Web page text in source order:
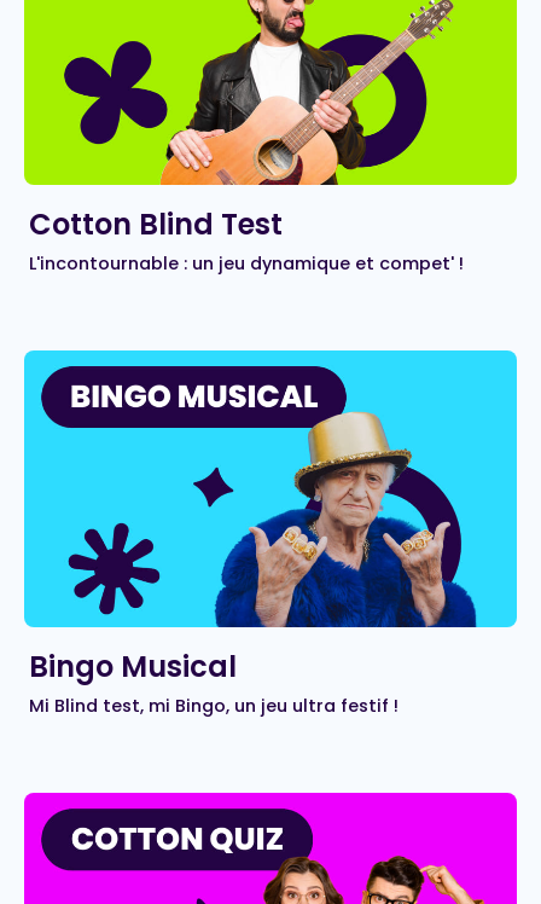
Cotton Blind Test
L'incontournable : un jeu dynamique et compet' !
Bingo Musical
Mi Blind test, mi Bingo, un jeu ultra festif !